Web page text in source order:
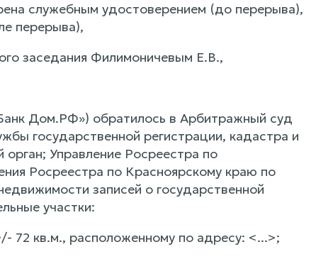
служебным удостоверением (до перерыва),
перерыва),
заседания Филимоничевым Е.В.,
Дом.РФ») обратилось в Арбитражный суд
государственной регистрации, кадастра и
Управление Росреестра по
Росреестра по Красноярскому краю по
записей о государственной
участки:
72 кв.м., расположенному по адресу: <...>;